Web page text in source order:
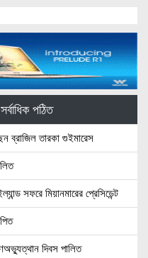
সর্বাধিক পঠিত
ব্রাজিল তারকা গুইমারেস
সফরে মিয়ানমারের প্রেসিডেন্ট
দিবস পালিত